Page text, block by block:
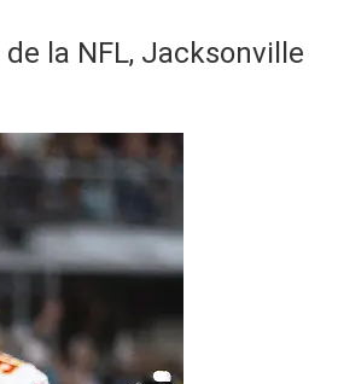
la NFL, Jacksonville